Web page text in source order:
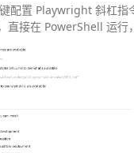
配置 Playwright 斜杠
直接在 PowerShell 运